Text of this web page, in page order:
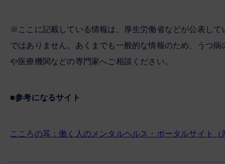
※ここに記載している情報は、厚生労働省などが公表し
ではありません。あくまでも一般的な情報のため、うつ
や医療機関などの専門家へご相談ください。
■参考になるサイト
こころの耳：働く人のメンタルヘルス・ポータルサイト（